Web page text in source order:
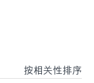
按相关性排序